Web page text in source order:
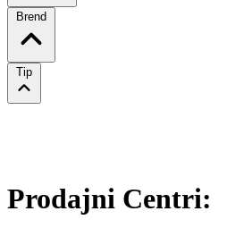
Brend
Tip
Prodajni Centri: